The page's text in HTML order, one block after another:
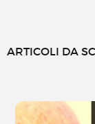
ARTICOLI DA